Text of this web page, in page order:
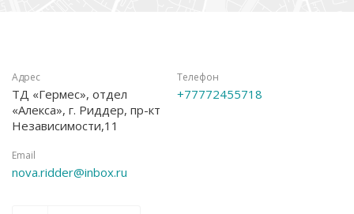
Адрес
ТД «Гермес», отдел
«Алекса», г. Риддер, пр-кт
Независимости,11
Телефон
+77772455718
Email
nova.ridder@inbox.ru